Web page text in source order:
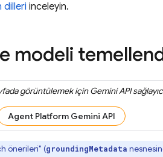
dilleri inceleyin.
modeli
görüntülemek içinGemini API
Agent Platform Gemini API
önerileri" (groundingMetadata